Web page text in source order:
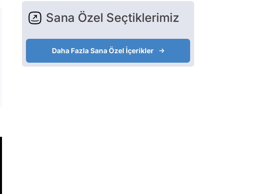
Sana Özel Seçtiklerimiz
Daha Fazla Sana Özel İçerikler